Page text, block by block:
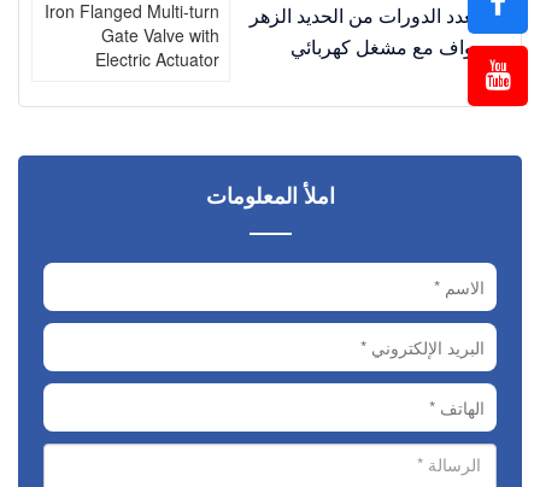
متعدد الدورات من الحديد الزهر
بحواف مع مشغل كهربائي
املأ المعلومات